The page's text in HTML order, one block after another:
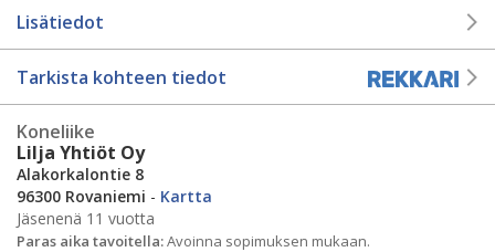
Lisätiedot
Tarkista kohteen tiedot
Koneliike
Lilja Yhtiöt Oy
Alakorkalontie 8
96300 Rovaniemi - Kartta
Jäsenenä 11 vuotta
Paras aika tavoitella:Avoinna sopimuksen mukaan.